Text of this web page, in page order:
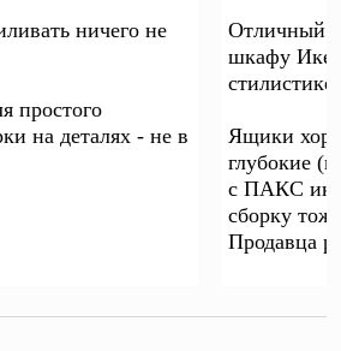
ничего не
простого
на деталях - не в
Отличный
шкафу
Ящики
глубокие
с ПАКС
сборку
Продавца